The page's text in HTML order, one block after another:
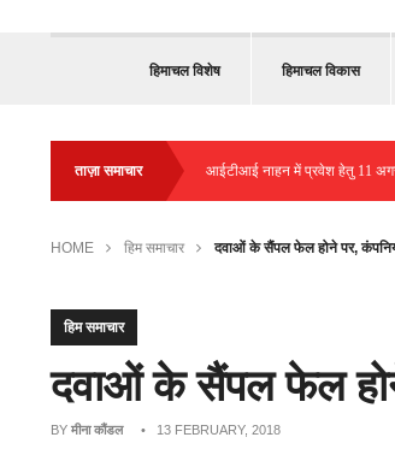
हिमाचल विशेष हिमाचल विकास
ताज़ा समाचार
प्लेसमेंट आयोजित • आईटीआई नाहन में प्रवेश हेतु 11 अगस्त
HOME हिम समाचार दवाओं के सैंपल फेल होने पर,
हिम समाचार
दवाओं के सैंपल फेल होने
BY मीना कौंडल • 13 FEBRUARY, 2018